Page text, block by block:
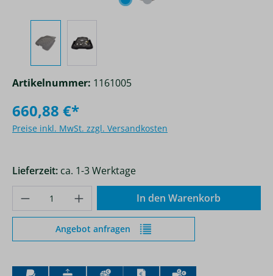
660,88 €*
Preise inkl. MwSt. zzgl. Versandkosten
Lieferzeit: ca. 1-3 Werktage
Artikelnummer: 1161005
Produkt Anzahl: Gib den gewünschten
In den Warenkorb
Angebot anfragen